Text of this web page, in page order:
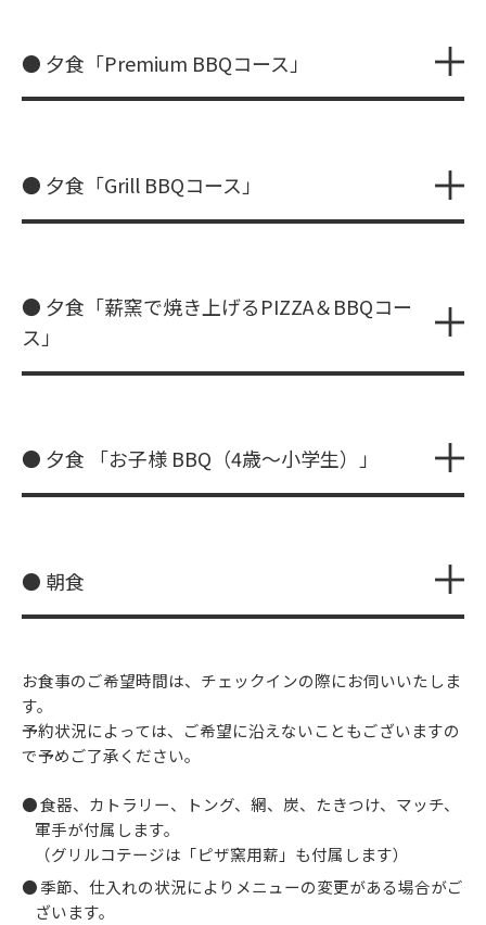
● 夕食「Premium BBQコース」
● 夕食「Grill BBQコース」
● 夕食「薪窯で焼き上げるPIZZA＆BBQコー
ス」
● 夕食 「お子様 BBQ（4歳～小学生）」
● 朝食
お食事のご希望時間は、チェックインの際にお伺いいたしま
す。
予約状況によっては、ご希望に沿えないこともございますの
で予めご了承ください。
食器、カトラリー、トング、網、炭、たきつけ、マッチ、
軍手が付属します。
（グリルコテージは「ピザ窯用薪」も付属します）
季節、仕入れの状況によりメニューの変更がある場合がご
ざいます。